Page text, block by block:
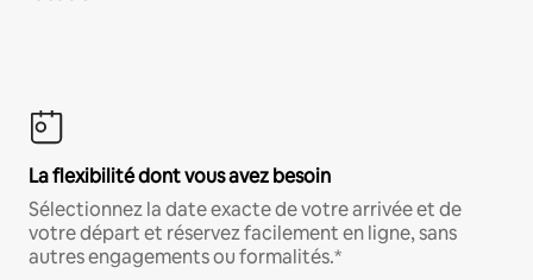
La flexibilité dont vous avez besoin
Sélectionnez la date exacte de votre arrivée et de
votre départ et réservez facilement en ligne, sans
autres engagements ou formalités.*